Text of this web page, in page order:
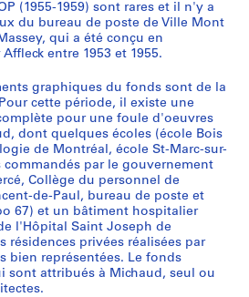
(1955-1959) sont rares et il n'y a
du bureau de poste de Ville Mont
qui a été conçu en
entre 1953 et 1955.
graphiques du fonds sont de la
cette période, il existe une
pour une foule d'oeuvres
dont quelques écoles (école Bois
de Montréal, école St-Marc-sur-
commandés par le gouvernement
Collège du personnel de
de-Paul, bureau de poste et
67) et un bâtiment hospitalier
l'Hôpital Saint Joseph de
résidences privées réalisées par
bien représentées. Le fonds
sont attribués à Michaud, seul ou